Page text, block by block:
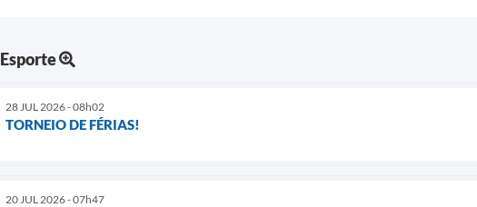
Esporte
28 JUL 2026 - 08h02
TORNEIO DE FÉRIAS!
20 JUL 2026 - 07h47